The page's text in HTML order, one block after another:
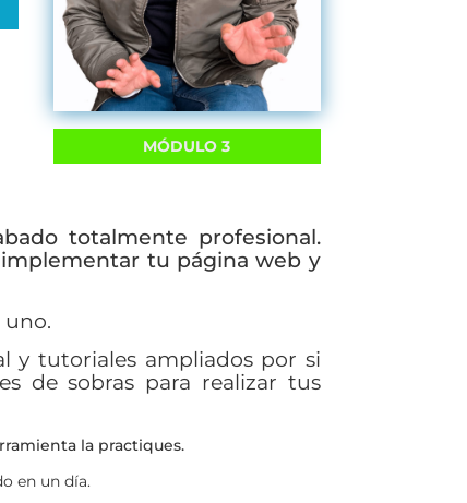
MÓDULO 3
totalmente profesional.
tu página web y
uno.
y tutoriales ampliados por si
de sobras para realizar tus
la practiques.
en un día.